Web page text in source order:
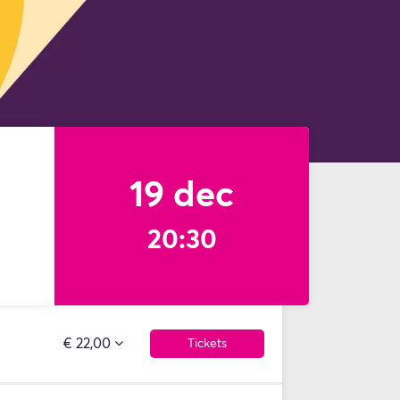
19 dec
20:30
€ 22,00 Tickets